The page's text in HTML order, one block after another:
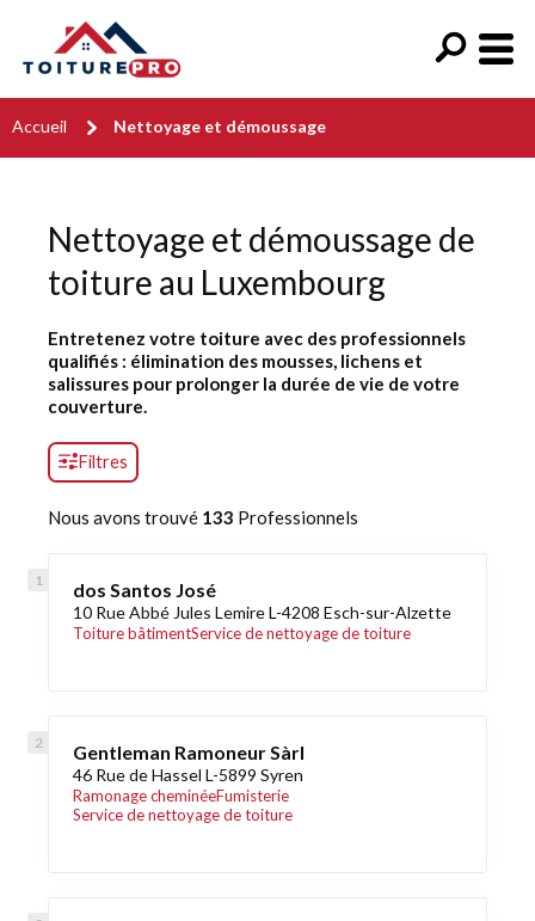
Accueil Nettoyage et démoussage
Nettoyage et démoussage de
toiture au Luxembourg
Entretenez votre toiture avec des professionnels
qualifiés : élimination des mousses, lichens et
salissures pour prolonger la durée de vie de votre
couverture.
Filtres
Nous avons trouvé 133 Professionnels
dos Santos José
10 Rue Abbé Jules Lemire L-4208 Esch-sur-Alzette
Toiture bâtimentService de nettoyage de toiture
Gentleman Ramoneur Sàrl
46 Rue de Hassel L-5899 Syren
Ramonage cheminéeFumisterie
Service de nettoyage de toiture